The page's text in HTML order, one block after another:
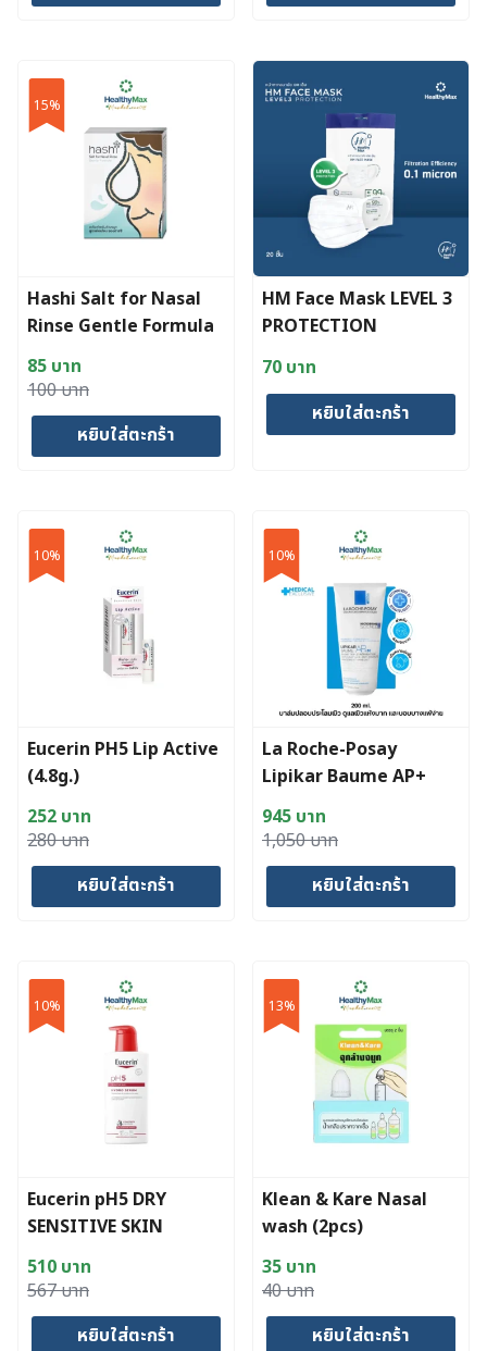
15%
Hashi Salt for Nasal
Rinse Gentle Formula
100บาท
Original
price
85 บาท
Current
price
หยิบใส่ตะกร้า
HM Face Mask LEVEL 3
PROTECTION
70 บาท
หยิบใส่ตะกร้า
10%
Eucerin PH5 Lip Active
(4.8g.)
280บาท
Original
price
252 บาท
Current
price
หยิบใส่ตะกร้า
10%
La Roche-Posay
Lipikar Baume AP+
(200 ml)
1,050บาท
Original
price
945 บาท
Current
price
หยิบใส่ตะกร้า
10%
Eucerin pH5 DRY
SENSITIVE SKIN
LOTION 400 ml
567บาท
Original
price
510 บาท
Current
price
หยิบใส่ตะกร้า
13%
Klean & Kare Nasal
wash (2pcs)
40บาท
Original
price
35 บาท
Current
price
หยิบใส่ตะกร้า